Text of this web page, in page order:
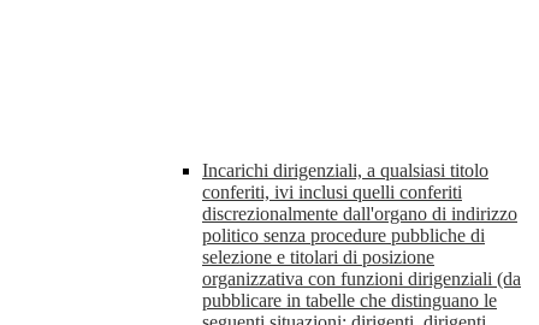
Incarichi dirigenziali, a qualsiasi titolo
conferiti, ivi inclusi quelli conferiti
discrezionalmente dall'organo di indirizzo
politico senza procedure pubbliche di
selezione e titolari di posizione
organizzativa con funzioni dirigenziali (da
pubblicare in tabelle che distinguano le